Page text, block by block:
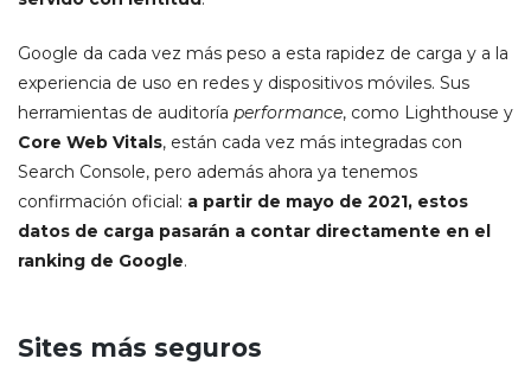
Google da cada vez más peso a esta rapidez de carga y a la
experiencia de uso en redes y dispositivos móviles. Sus
herramientas de auditoría performance, como Lighthouse y
Core Web Vitals, están cada vez más integradas con
Search Console, pero además ahora ya tenemos
confirmación oficial: a partir de mayo de 2021, estos
datos de carga pasarán a contar directamente en el
ranking de Google.
Sites más seguros